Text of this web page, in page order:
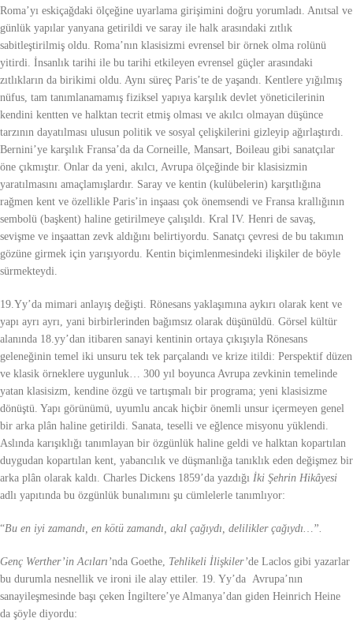
Roma’yı eskiçağdaki ölçeğine uyarlama girişimini doğru yorumladı. Anıtsal ve
günlük yapılar yanyana getirildi ve saray ile halk arasındaki zıtlık
sabitleştirilmiş oldu. Roma’nın klasisizmi evrensel bir örnek olma rolünü
yitirdi. İnsanlık tarihi ile bu tarihi etkileyen evrensel güçler arasındaki
zıtlıkların da birikimi oldu. Aynı süreç Paris’te de yaşandı. Kentlere yığılmış
nüfus, tam tanımlanamamış fiziksel yapıya karşılık devlet yöneticilerinin
kendini kentten ve halktan tecrit etmiş olması ve akılcı olmayan düşünce
tarzının dayatılması ulusun politik ve sosyal çelişkilerini gizleyip ağırlaştırdı.
Bernini’ye karşılık Fransa’da da Corneille, Mansart, Boileau gibi sanatçılar
öne çıkmıştır. Onlar da yeni, akılcı, Avrupa ölçeğinde bir klasisizmin
yaratılmasını amaçlamışlardır. Saray ve kentin (kulübelerin) karşıtlığına
rağmen kent ve özellikle Paris’in inşaası çok önemsendi ve Fransa krallığının
sembolü (başkent) haline getirilmeye çalışıldı. Kral IV. Henri de savaş,
sevişme ve inşaattan zevk aldığını belirtiyordu. Sanatçı çevresi de bu takımın
gözüne girmek için yarışıyordu. Kentin biçimlenmesindeki ilişkiler de böyle
sürmekteydi.
19.Yy’da mimari anlayış değişti. Rönesans yaklaşımına aykırı olarak kent ve
yapı ayrı ayrı, yani birbirlerinden bağımsız olarak düşünüldü. Görsel kültür
alanında 18.yy’dan itibaren sanayi kentinin ortaya çıkışıyla Rönesans
geleneğinin temel iki unsuru tek tek parçalandı ve krize itildi: Perspektif düzen
ve klasik örneklere uygunluk… 300 yıl boyunca Avrupa zevkinin temelinde
yatan klasisizm, kendine özgü ve tartışmalı bir programa; yeni klasisizme
dönüştü. Yapı görünümü, uyumlu ancak hiçbir önemli unsur içermeyen genel
bir arka plân haline getirildi. Sanata, teselli ve eğlence misyonu yüklendi.
Aslında karışıklığı tanımlayan bir özgünlük haline geldi ve halktan kopartılan
duygudan kopartılan kent, yabancılık ve düşmanlığa tanıklık eden değişmez bir
arka plân olarak kaldı. Charles Dickens 1859’da yazdığı İki Şehrin Hikâyesi
adlı yapıtında bu özgünlük bunalımını şu cümlelerle tanımlıyor:
“Bu en iyi zamandı, en kötü zamandı, akıl çağıydı, delilikler çağıydı…”.
Genç Werther’in Acıları’nda Goethe, Tehlikeli İlişkiler’de Laclos gibi yazarlar
bu durumla nesnellik ve ironi ile alay ettiler. 19. Yy’da Avrupa’nın
sanayileşmesinde başı çeken İngiltere’ye Almanya’dan giden Heinrich Heine
da şöyle diyordu: